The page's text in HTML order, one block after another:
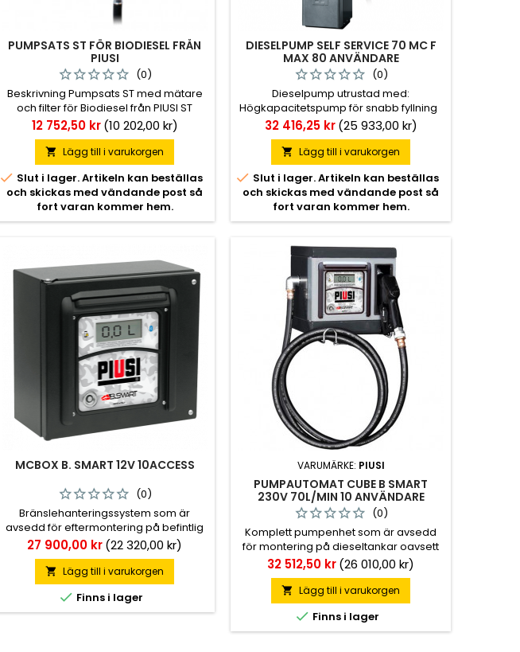
PUMPSATS ST FÖR BIODIESEL FRÅN
PIUSI
(0)
Beskrivning Pumpsats ST med mätare
och filter för Biodiesel från PIUSI ST
Pumpsats för biodiesel kan enkelt
installeras i alla situationer med
nedgrävda eller mobila tank
Pris
12 752,50 kr(10 202,00 kr)
 Lägg till i varukorgen
 Slut i lager. Artikeln kan beställas
och skickas med vändande post så
fort varan kommer hem.
DIESELPUMP SELF SERVICE 70 MC F
MAX 80 ANVÄNDARE
(0)
Dieselpump utrustad med:
Högkapacitetspump för snabb fyllning
Dieselmätare med hög precision.
Vattenabsorptionsfilter, som kan
monteras både inut
Pris
32 416,25 kr (25 933,00 kr)
 Lägg till i varukorgen
 Slut i lager. Artikeln kan beställas
och skickas med vändande post så
fort varan kommer hem.
MCBOX B. SMART 12V 10ACCESS
(0)
Bränslehanteringssystem som är
avsedd för eftermontering på befintlig
dieselautomat.
Pris
27 900,00 kr(22 320,00 kr)
 Lägg till i varukorgen
 Finns i lager
VARUMÄRKE: PIUSI
PUMPAUTOMAT CUBE B SMART
230V 70L/MIN 10 ANVÄNDARE
(0)
Komplett pumpenhet som är avsedd
för montering på dieseltankar oavsett
storlek. Hantera användare (förare) på
en eller flera tankanläggningar och
transaktioner. Inkluderar allt som
behövs för att komma igång. Som
användare startar man pumpen enkelt
via mobiltelefonens B.smart app som
Pris
32 512,50 kr(26 010,00 kr)
 Lägg till i varukorgen
 Finns i lager